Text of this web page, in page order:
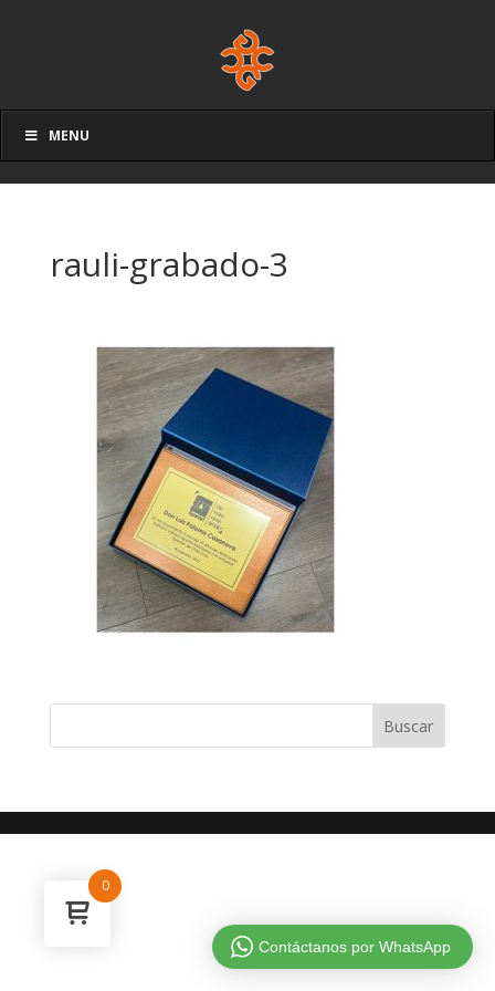
MENU
rauli-grabado-3
0
Contáctanos por WhatsApp